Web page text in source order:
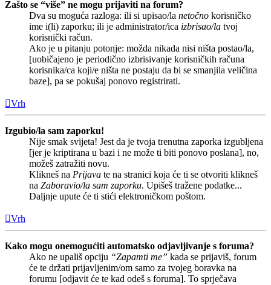
Zašto se “više” ne mogu prijaviti na forum?
Dva su moguća razloga: ili si upisao/la netočno korisničko
ime i(li) zaporku; ili je administrator/ica izbrisao/la tvoj
korisnički račun.
Ako je u pitanju potonje: možda nikada nisi ništa postao/la,
[uobičajeno je periodično izbrisivanje korisničkih računa
korisnika/ca koji/e ništa ne postaju da bi se smanjila veličina
baze], pa se pokušaj ponovo registrirati.
Vrh
Izgubio/la sam zaporku!
Nije smak svijeta! Jest da je tvoja trenutna zaporka izgubljena
[jer je kriptirana u bazi i ne može ti biti ponovo poslana], no,
možeš zatražiti novu.
Klikneš na Prijava te na stranici koja će ti se otvoriti klikneš
na Zaboravio/la sam zaporku. Upišeš tražene podatke...
Daljnje upute će ti stići elektroničkom poštom.
Vrh
Kako mogu onemogućiti automatsko odjavljivanje s foruma?
Ako ne upališ opciju “Zapamti me” kada se prijaviš, forum
će te držati prijavljenim/om samo za tvojeg boravka na
forumu [odjavit će te kad odeš s foruma]. To sprječava